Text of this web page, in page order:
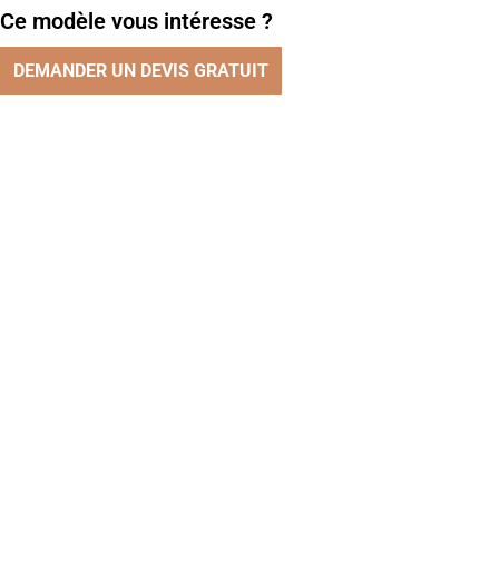
Ce modèle vous intéresse ?
DEMANDER UN DEVIS GRATUIT